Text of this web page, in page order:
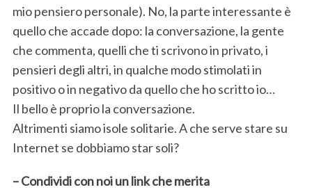
mio pensiero personale). No, la parte interessante è
quello che accade dopo: la conversazione, la gente
che commenta, quelli che ti scrivono in privato, i
pensieri degli altri, in qualche modo stimolati in
positivo o in negativo da quello che ho scritto io…
Il bello è proprio la conversazione.
Altrimenti siamo isole solitarie. A che serve stare su
Internet se dobbiamo star soli?
– Condividi con noi un link che merita
: